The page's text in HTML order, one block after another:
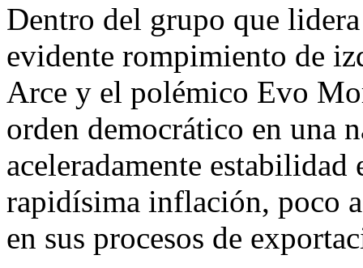
Dentro del grupo que
evidente rompimiento de
Arce y el polémico Evo
orden democrático en una
aceleradamente
rapidísima inflación, poco
en sus procesos de